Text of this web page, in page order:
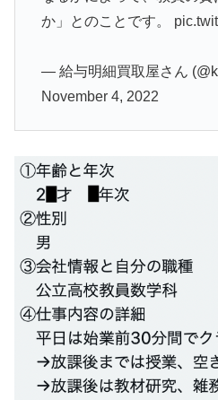
か」とのことです。
— 給与明細買取屋さん
November 4, 2022